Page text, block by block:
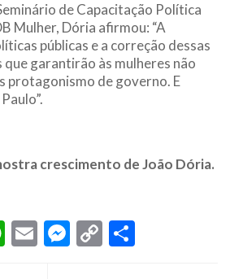
de Capacitação Política
Mulher, Dória afirmou: “A
públicas e a correção dessas
garantirão às mulheres não
protagonismo de governo. E
crescimento de João Dória.
WhatsApp
EmailMessenger
Copy